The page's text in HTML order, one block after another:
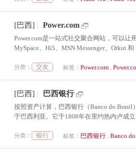
[巴西] | Power.com
Power.com是一站式社交聚合网站，可以
MySpace、Hi5、MSN Messenger、Orkut
分类： 交友 标签： Power.com ,
[巴西] | 巴西银行
按照资产计算，巴西银行（Banco do
于巴西利亚。它于1808年在里约热内卢成
分类： 银行 标签： 巴西银行 , Banco